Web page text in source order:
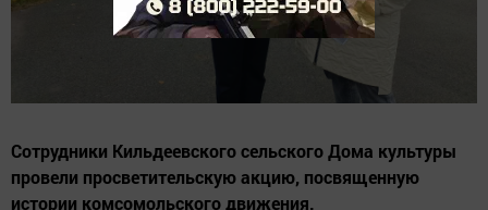
Сотрудники Кильдеевского сельского Дома культуры
провели просветительскую акцию, посвященную
истории комсомольского движения.